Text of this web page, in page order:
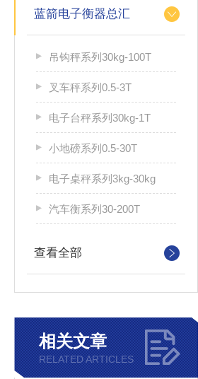
蓝箭电子衡器总汇
吊钩秤系列30kg-100T
叉车秤系列0.5-3T
电子台秤系列30kg-1T
小地磅系列0.5-30T
电子桌秤系列3kg-30kg
汽车衡系列30-200T
查看全部
相关文章
RELATED ARTICLES